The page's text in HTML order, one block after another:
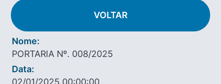
VOLTAR
Nome:
PORTARIA Nº. 008/2025
Data:
02/01/2025 00:00:00